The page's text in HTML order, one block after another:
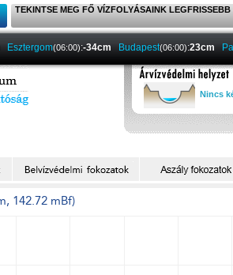
TEKINTSE MEG FŐ VÍZFOLYÁSAINK
Esztergom(06:00):-34cm Budapest(06:00):23cm
Nincs